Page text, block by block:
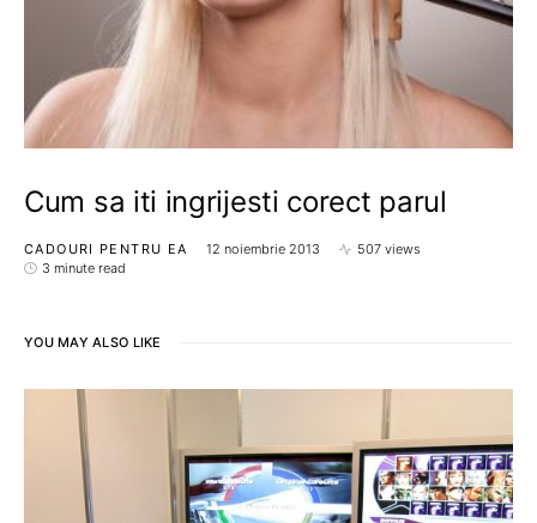
Cum sa iti ingrijesti corect parul
CADOURI PENTRU EA 12 noiembrie 2013
507 views
3 minute read
YOU MAY ALSO LIKE